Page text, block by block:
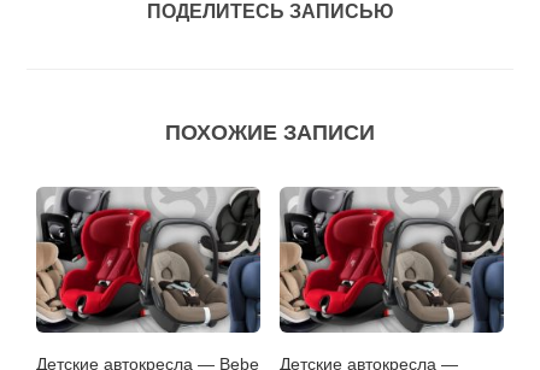
ПОДЕЛИТЕСЬ ЗАПИСЬЮ
ПОХОЖИЕ ЗАПИСИ
Детские автокресла — Bebe Детские автокресла —